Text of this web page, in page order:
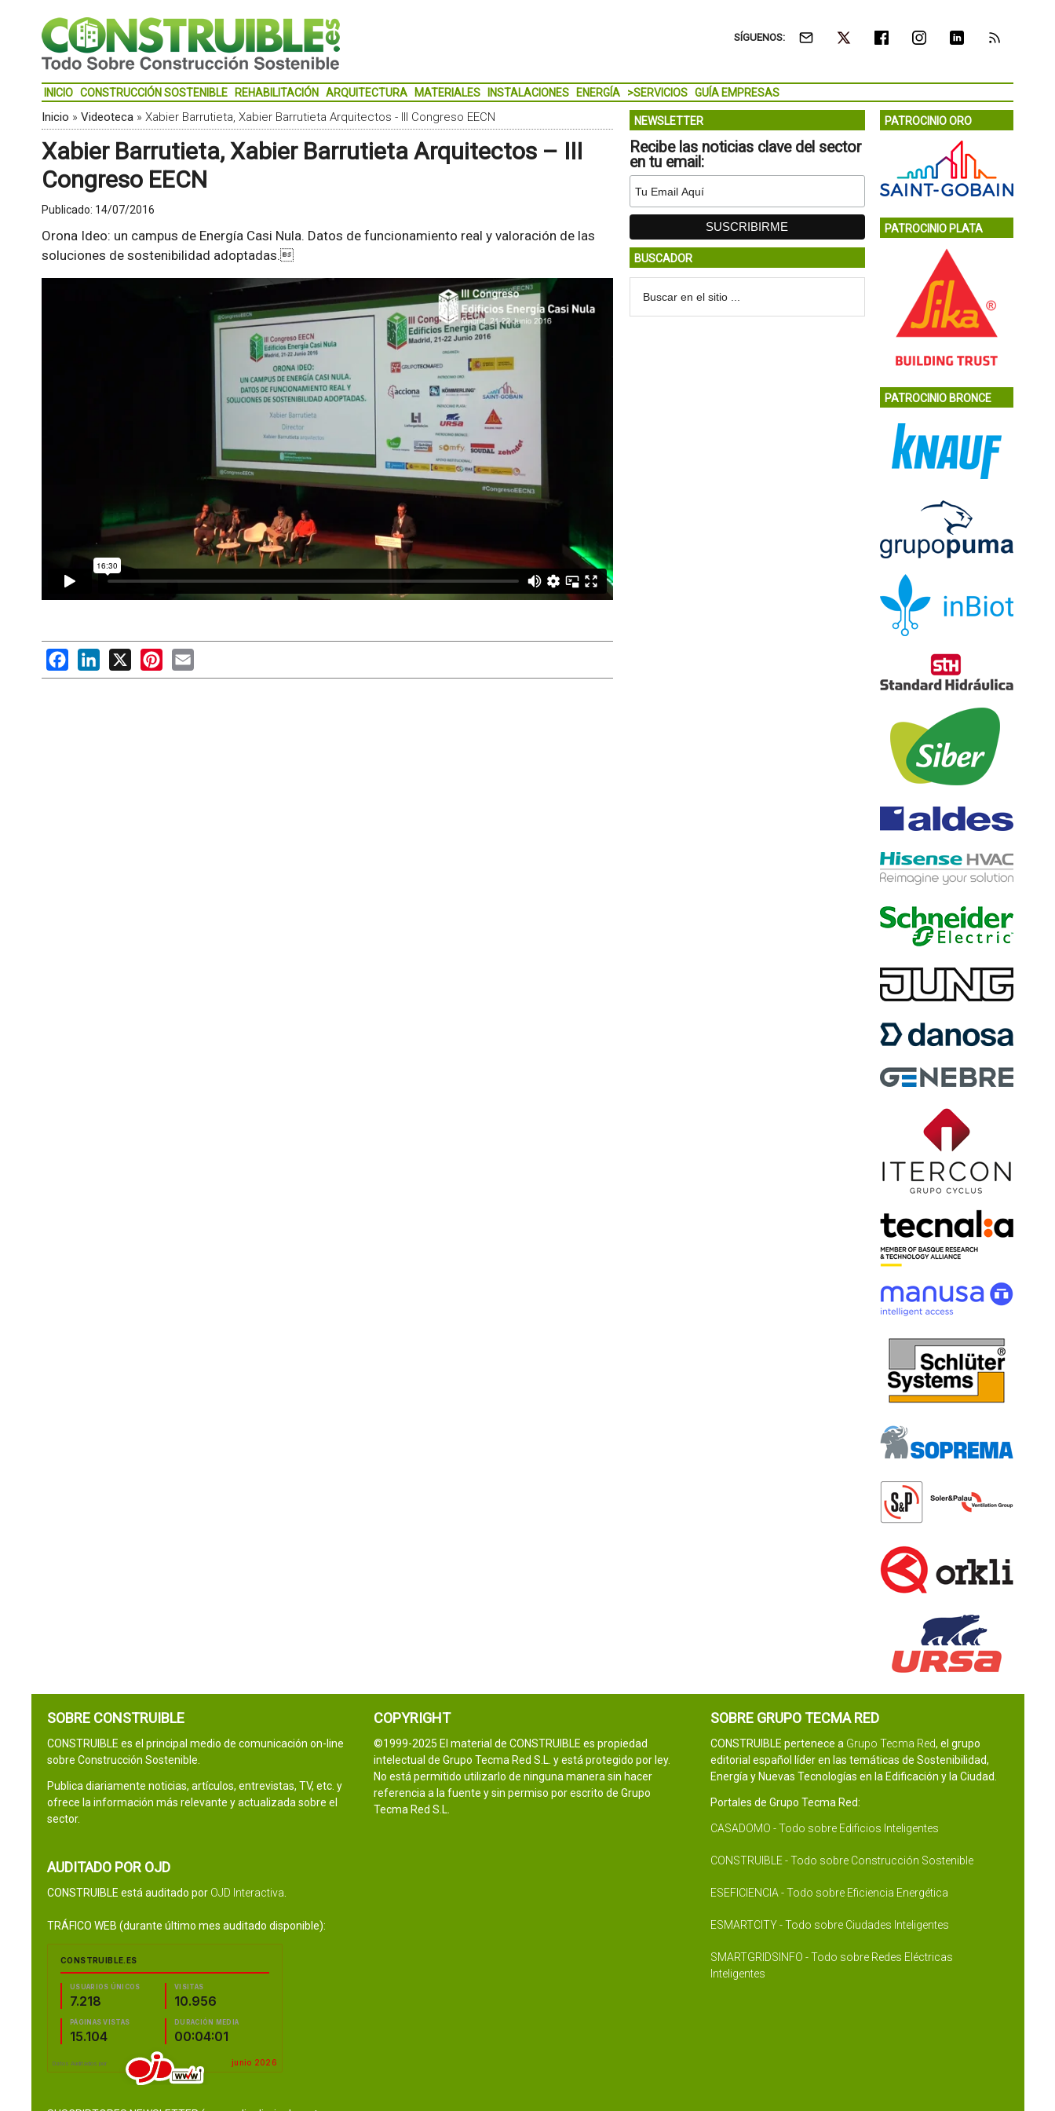
SÍGUENOS:
INICIO CONSTRUCCIÓN SOSTENIBLE REHABILITACIÓN ARQUITECTURA MATERIALES INSTALACIONES ENERGÍA >SERVICIOS GUÍA EMPRESAS
Inicio » Videoteca» Xabier Barrutieta, Xabier Barrutieta Arquitectos - III Congreso EECN
Xabier Barrutieta, Xabier Barrutieta Arquitectos – III
Congreso EECN
Publicado: 14/07/2016
Orona Ideo: un campus de Energía Casi Nula. Datos de funcionamiento real y valoración de las
soluciones de sostenibilidad adoptadas.
FacebookLinkedIn
X PinterestEmail
NEWSLETTER
Recibe las noticias clave del sector
en tu email:
BUSCADOR
PATROCINIO ORO
PATROCINIO PLATA
PATROCINIO BRONCE
SOBRE CONSTRUIBLE
CONSTRUIBLE es el principal medio de comunicación on-line
sobre Construcción Sostenible.
Publica diariamente noticias, artículos, entrevistas, TV, etc. y
ofrece la información más relevante y actualizada sobre el
sector.
AUDITADO POR OJD
CONSTRUIBLE está auditado por OJD Interactiva
TRÁFICO WEB (durante último mes auditado disponible):
COPYRIGHT
©1999-2025 El material de CONSTRUIBLE es propiedad
intelectual de Grupo Tecma Red S.L. y está protegido por ley.
No está permitido utilizarlo de ninguna manera sin hacer
referencia a la fuente y sin permiso por escrito de Grupo
Tecma Red S.L.
SOBRE GRUPO TECMA RED
CONSTRUIBLE pertenece a Grupo Tecma Red, el grupo
editorial español líder en las temáticas de Sostenibilidad,
Energía y Nuevas Tecnologías en la Edificación y la Ciudad.
Portales de Grupo Tecma Red:
CASADOMO - Todo sobre Edificios Inteligentes
CONSTRUIBLE - Todo sobre Construcción Sostenible
ESEFICIENCIA - Todo sobre Eficiencia Energética
ESMARTCITY - Todo sobre Ciudades Inteligentes
SMARTGRIDSINFO - Todo sobre Redes Eléctricas
Inteligentes